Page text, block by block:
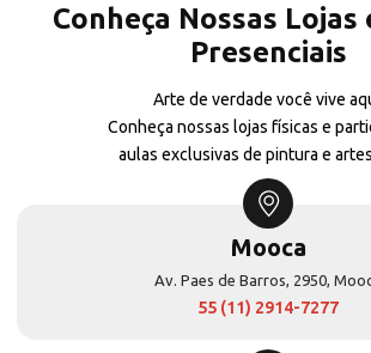
Conheça Nossas Lojas
Presenciais
Arte de verdade você vive
Conheça nossas lojas físicas e
aulas exclusivas de pintura e
Mooca
Av. Paes de Barros, 2950,
55 (11) 2914-7277